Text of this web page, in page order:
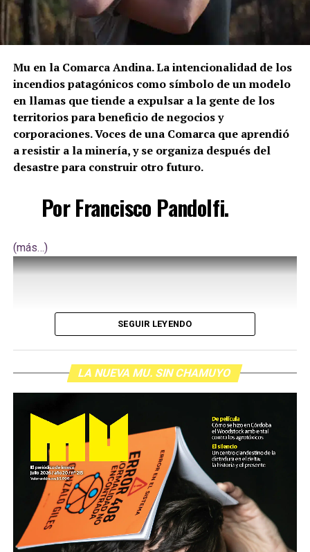
Mu en la Comarca Andina. La intencionalidad de los
incendios patagónicos como símbolo de un modelo
en llamas que tiende a expulsar a la gente de los
territorios para beneficio de negocios y
corporaciones. Voces de una Comarca que aprendió
a resistir a la minería, y se organiza después del
desastre para construir otro futuro.
Por Francisco Pandolfi.
(más…)
SEGUIR LEYENDO
LA NUEVA MU. SIN CHAMUYO